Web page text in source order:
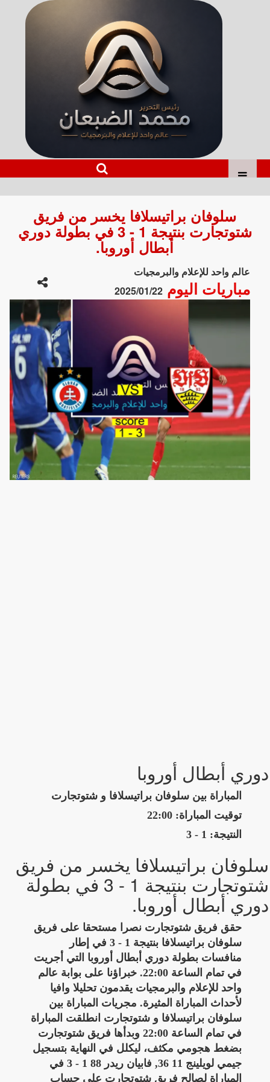
سلوفان براتيسلافا يخسر من فريق
شتوتجارت بنتيجة 1 - 3 في بطولة دوري
أبطال أوروبا.
عالم واحد للإعلام والبرمجيات
مباريات اليوم2025/01/22
دوري أبطال أوروبا
المباراة بين سلوفان براتيسلافا و شتوتجارت
توقيت المباراة: 22:00
النتيجة: 1 - 3
سلوفان براتيسلافا يخسر من فريق
شتوتجارت بنتيجة 1 - 3 في بطولة
دوري أبطال أوروبا.
حقق فريق شتوتجارت نصرا مستحقا على فريق
سلوفان براتيسلافا بنتيجة 1 - 3 في إطار
منافسات بطولة دوري أبطال أوروبا التي أجريت
في تمام الساعة 22:00. خبراؤنا على بوابة عالم
واحد للإعلام والبرمجيات يقدمون تحليلا وافيا
لأحداث المباراة المثيرة. مجريات المباراة بين
سلوفان براتيسلافا و شتوتجارت انطلقت المباراة
في تمام الساعة 22:00 وبدأها فريق شتوتجارت
بضغط هجومي مكثف، ليكلل في النهاية بتسجيل
جيمي لويلينج 11 36, فابيان ريدر 88 1 - 3 في
المباراة لصالح فريق شتوتجارت على حساب